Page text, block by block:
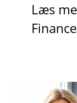
Læs
Finance